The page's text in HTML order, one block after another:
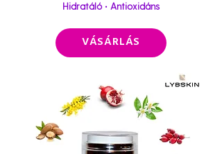
Hidratáló • Antioxidáns
VÁSÁRLÁS